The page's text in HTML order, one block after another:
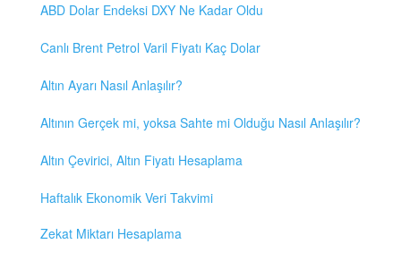
ABD Dolar Endeksi DXY Ne Kadar Oldu
Canlı Brent Petrol Varil Fiyatı Kaç Dolar
Altın Ayarı Nasıl Anlaşılır?
Altının Gerçek mi, yoksa Sahte mi Olduğu Nasıl Anlaşılır?
Altın Çevirici, Altın Fiyatı Hesaplama
Haftalık Ekonomik Veri Takvimi
Zekat Miktarı Hesaplama